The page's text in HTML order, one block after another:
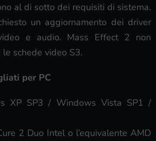
al di sotto dei requisiti di sistema.
un aggiornamento dei driver
e audio. Mass Effect 2 non
schede video S3.
per PC
SP3 / Windows Vista SP1 /
2 Duo Intel o l’equivalente AMD